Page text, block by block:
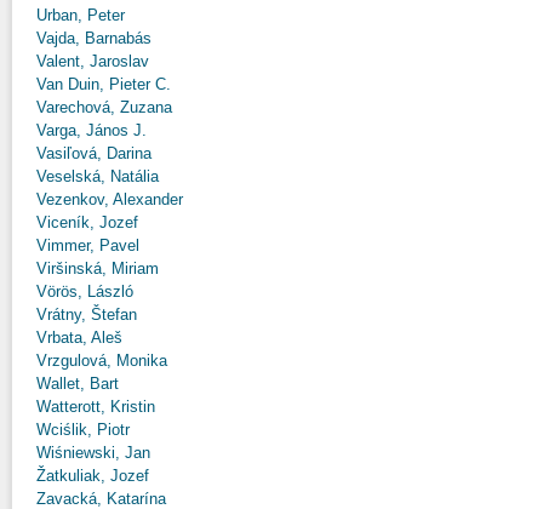
Urban, Peter
Vajda, Barnabás
Valent, Jaroslav
Van Duin, Pieter C.
Varechová, Zuzana
Varga, János J.
Vasiľová, Darina
Veselská, Natália
Vezenkov, Alexander
Viceník, Jozef
Vimmer, Pavel
Viršinská, Miriam
Vörös, László
Vrátny, Štefan
Vrbata, Aleš
Vrzgulová, Monika
Wallet, Bart
Watterott, Kristin
Wciślik, Piotr
Wiśniewski, Jan
Žatkuliak, Jozef
Zavacká, Katarína